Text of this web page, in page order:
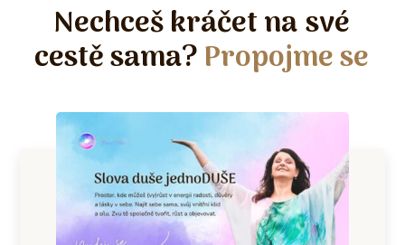
Nechceš kráčet na své
cestě sama?Propojme se